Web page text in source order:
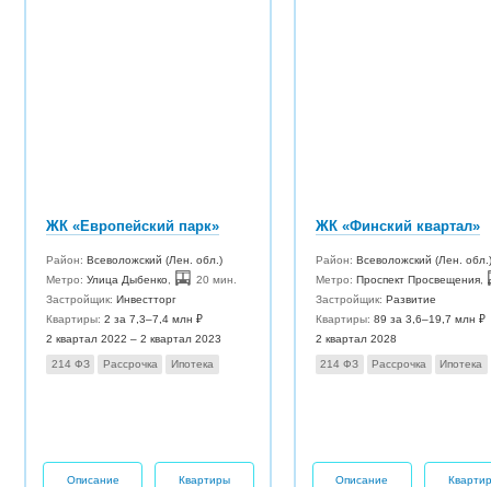
ЖК «Европейский парк»
Район:Всеволожский (Лен. обл.)
Метро: Улица Дыбенко
20 мин.
Застройщик:Инвестторг
Квартиры:2 за 7,3–7,4 млн ₽
2 квартал 2022 – 2 квартал 2023
214 ФЗ Рассрочка Ипотека
Описание Квартиры
ЖК «Финский квартал»
Район: Всеволожский (Лен. обл.)
Метро: Проспект Просвещения,
Застройщик: Развитие
Квартиры: 89 за 3,6–19,7 млн ₽
2 квартал 2028
214 ФЗ Рассрочка Ипотека
Описание